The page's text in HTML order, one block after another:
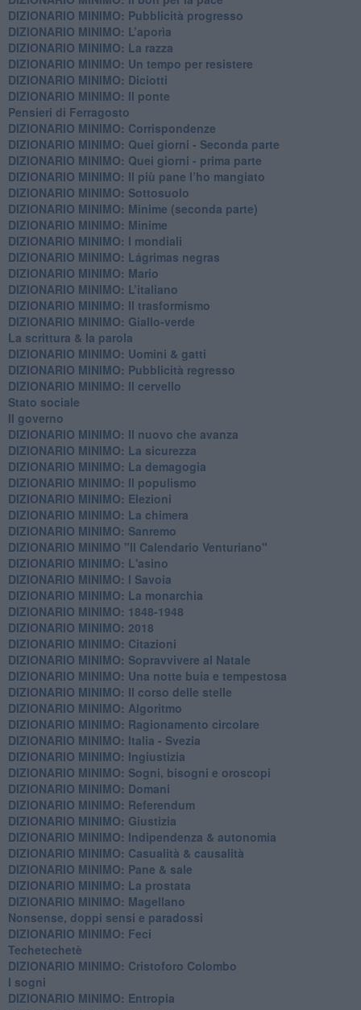
DIZIONARIO MINIMO: Pubblicità progresso
DIZIONARIO MINIMO: L’aporìa
DIZIONARIO MINIMO: La razza
DIZIONARIO MINIMO: Un tempo per resistere
DIZIONARIO MINIMO: Diciotti
DIZIONARIO MINIMO: Il ponte
Pensieri di Ferragosto
DIZIONARIO MINIMO: Corrispondenze
DIZIONARIO MINIMO: Quei giorni - Seconda parte
DIZIONARIO MINIMO: Quei giorni - prima parte
DIZIONARIO MINIMO: Il più pane l’ho mangiato
DIZIONARIO MINIMO: Sottosuolo
DIZIONARIO MINIMO: Minime (seconda parte)
DIZIONARIO MINIMO: Minime
DIZIONARIO MINIMO: ​I mondiali
DIZIONARIO MINIMO: ​Lágrimas negras
DIZIONARIO MINIMO: Mario
DIZIONARIO MINIMO: L’italiano
DIZIONARIO MINIMO: Il trasformismo
DIZIONARIO MINIMO: Giallo-verde
La scrittura & la parola
​DIZIONARIO MINIMO: Uomini & gatti
DIZIONARIO MINIMO: ​Pubblicità regresso
DIZIONARIO MINIMO: Il cervello
Stato sociale
Il governo
DIZIONARIO MINIMO: Il nuovo che avanza
DIZIONARIO MINIMO: La sicurezza
DIZIONARIO MINIMO: La demagogia
DIZIONARIO MINIMO: Il populismo
DIZIONARIO MINIMO: Elezioni
DIZIONARIO MINIMO: La chimera
DIZIONARIO MINIMO: Sanremo
DIZIONARIO MINIMO "Il Calendario Venturiano"
DIZIONARIO MINIMO: L'asino
DIZIONARIO MINIMO: I Savoia
DIZIONARIO MINIMO: La monarchia
DIZIONARIO MINIMO: 1848-1948
DIZIONARIO MINIMO: 2018
DIZIONARIO MINIMO: Citazioni
DIZIONARIO MINIMO: ​Sopravvivere al Natale
DIZIONARIO MINIMO: ​Una notte buia e tempestosa
DIZIONARIO MINIMO: Il corso delle stelle
DIZIONARIO MINIMO: Algoritmo
DIZIONARIO MINIMO: Ragionamento circolare
DIZIONARIO MINIMO: Italia - Svezia
DIZIONARIO MINIMO: ​Ingiustizia
DIZIONARIO MINIMO: ​Sogni, bisogni e oroscopi
DIZIONARIO MINIMO: Domani
DIZIONARIO MINIMO: Referendum
DIZIONARIO MINIMO: Giustizia
DIZIONARIO MINIMO: ​Indipendenza & autonomia
DIZIONARIO MINIMO: ​Casualità & causalità
​DIZIONARIO MINIMO: Pane & sale
DIZIONARIO MINIMO: La prostata
​DIZIONARIO MINIMO: Magellano
Nonsense, doppi sensi e paradossi
DIZIONARIO MINIMO: Feci
Techetechetè
DIZIONARIO MINIMO: Cristoforo Colombo
I sogni
DIZIONARIO MINIMO: Entropia